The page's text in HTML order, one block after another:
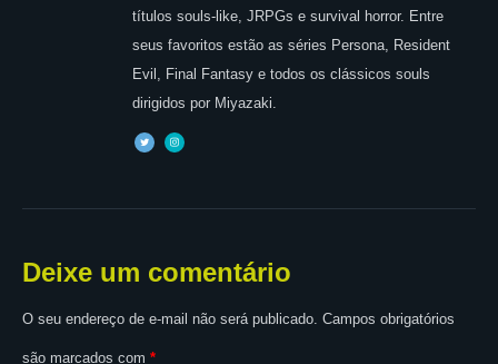
títulos souls-like, JRPGs e survival horror. Entre
seus favoritos estão as séries Persona, Resident
Evil, Final Fantasy e todos os clássicos souls
dirigidos por Miyazaki.
Deixe um comentário
O seu endereço de e-mail não será publicado. Campos obrigatórios
são marcados com *